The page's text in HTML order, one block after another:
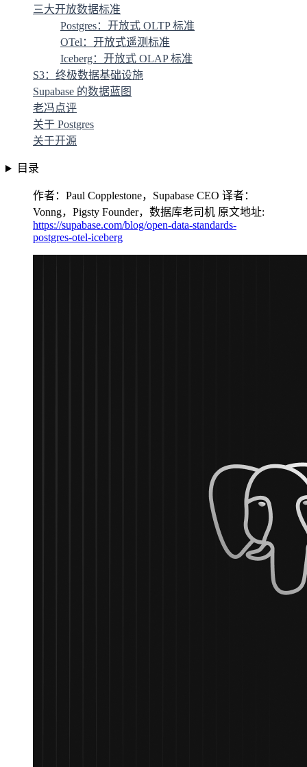
三大开放数据标准
Postgres：开放式 OLTP 标准
OTel：开放式遥测标准
Iceberg：开放式 OLAP 标准
S3：终极数据基础设施
Supabase 的数据蓝图
老冯点评
关于 Postgres
关于开源
目录
作者：Paul Copplestone，Supabase CEO 译者：
Vonng，Pigsty Founder，数据库老司机 原文地址:
https://supabase.com/blog/open-data-standards-
postgres-otel-iceberg